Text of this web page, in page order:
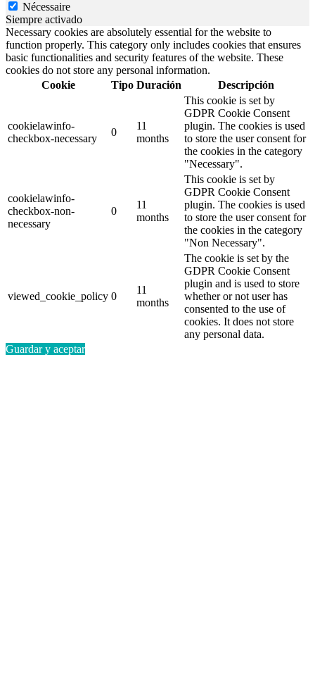
Nécessaire
Siempre activado
Necessary cookies are absolutely essential for the website to
function properly. This category only includes cookies that ensures
basic functionalities and security features of the website. These
cookies do not store any personal information.
Cookie
Tipo Duración Descripción
cookielawinfo-
checkbox-necessary
0
11
months
This cookie is set by
GDPR Cookie Consent
plugin. The cookies is used
to store the user consent for
the cookies in the category
"Necessary".
cookielawinfo-
checkbox-non-
necessary
0
11
months
This cookie is set by
GDPR Cookie Consent
plugin. The cookies is used
to store the user consent for
the cookies in the category
"Non Necessary".
viewed_cookie_policy 0
11
months
The cookie is set by the
GDPR Cookie Consent
plugin and is used to store
whether or not user has
consented to the use of
cookies. It does not store
any personal data.
Guardar y aceptar